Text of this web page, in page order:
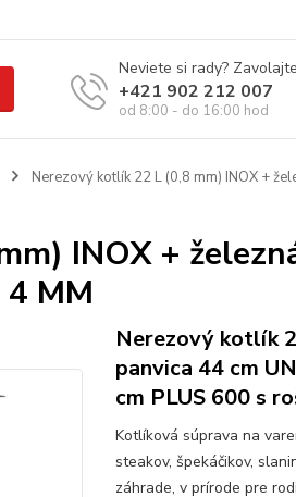
Neviete si rady?
+421 902 212 007
od 8:00 - do 16:00 hod
Nerezový kotlík 22 L (0,8 mm) INOX +
INOX +
MM
Nerezový kotlík
panvica 44 cm
cm PLUS 600 s
Kotlíková súprava na
steakov, špekáčikov,
záhrade, v prírode pre